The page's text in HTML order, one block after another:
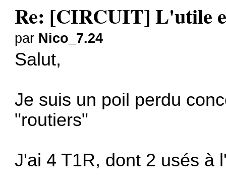
Re: [CIRCUIT] L'utile
par Nico_7.24
Salut,
Je suis un poil perdu
"routiers"
J'ai 4 T1R, dont 2 usés à